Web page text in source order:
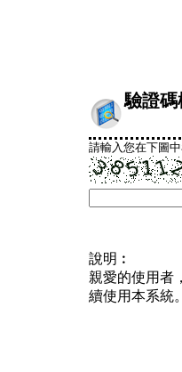
驗證碼
請輸入您在下圖
說明︰
親愛的使用者
續使用本系統